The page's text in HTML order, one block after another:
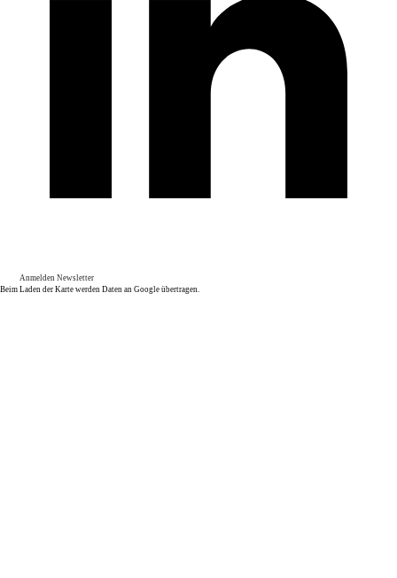
Anmelden Newsletter
Beim Laden der Karte werden Daten an Google übertragen.